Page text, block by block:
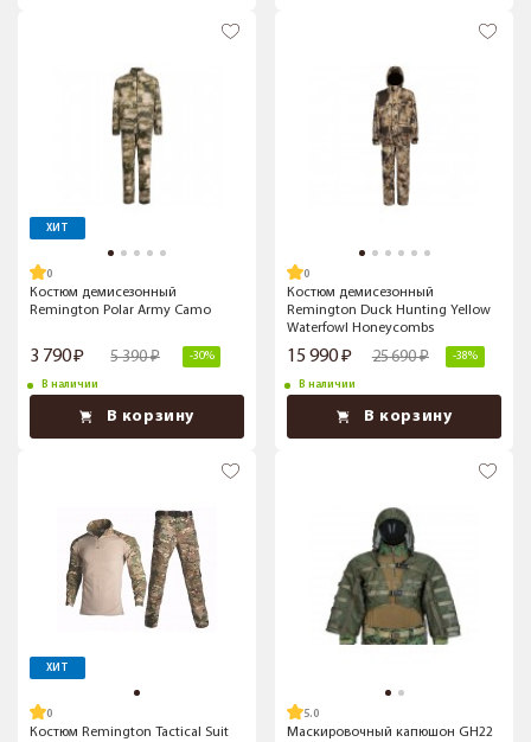
ХИТ
Костюм демисезонный
Remington Polar Army Camo
3 790 5 390 -30%
В наличии
В корзину
Костюм демисезонный
Remington Duck Hunting Yellow
Waterfowl Honeycombs
15 990 25 690 -38%
В наличии
В корзину
ХИТ
Костюм Remington Tactical Suit
5.0
Маскировочный капюшон GH22